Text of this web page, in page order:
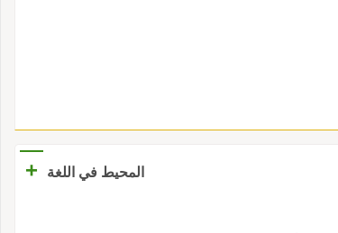
المحيط في اللغة
+